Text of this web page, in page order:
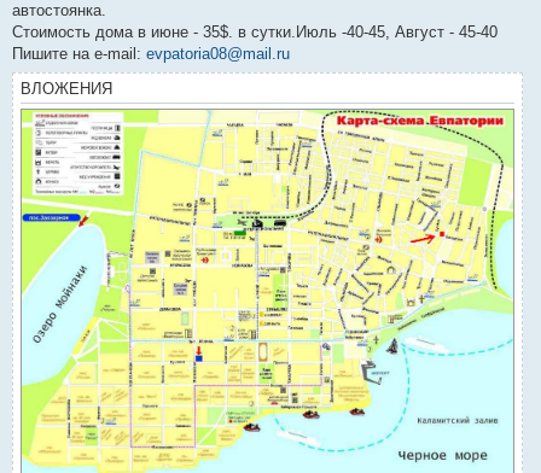
автостоянка.
Стоимость дома в июне - 35$. в сутки.Июль -40-45, Август - 45-40
Пишите на e-mail: evpatoria08@mail.ru
ВЛОЖЕНИЯ